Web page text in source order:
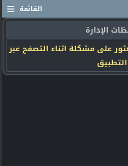
≡ القائمة
الإدارة
على مشكلة اثناء التصفح عبر
التطبيق